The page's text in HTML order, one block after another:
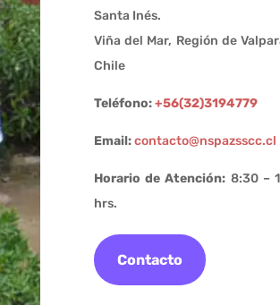
Santa Inés.
Viña del Mar, Región de
Chile
Teléfono:+56(32)3194779
Email:contacto@nspazsscc.cl
Horario de Atención: 8:30 –
hrs.
Contacto